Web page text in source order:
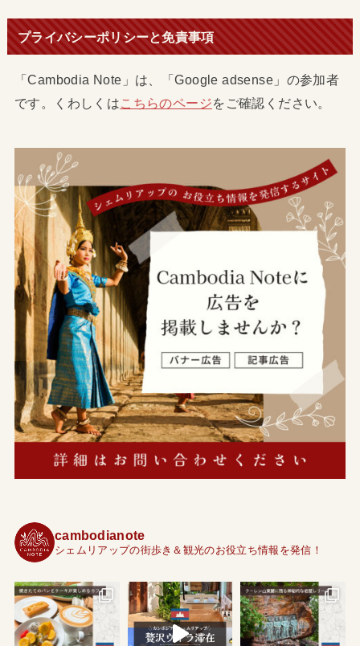
プライバシーポリシーと免責事項
「Cambodia Note」は、「Google adsense」の参加者
です。くわしくはこちらのページをご確認ください。
cambodianote
シェムリアップの街歩き＆観光のお役立ち情報を発信！